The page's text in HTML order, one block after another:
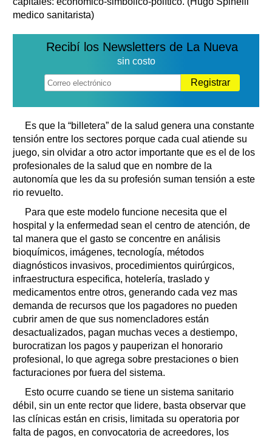
medico sanitarista)
Recibí los Newsletters de La Nueva
sin costo
Registrar
Es que la “billetera” de la salud genera una constante
tensión entre los sectores porque cada cual atiende su
juego, sin olvidar a otro actor importante que es el de los
profesionales de la salud que en nombre de la
autonomía que les da su profesión suman tensión a este
rio revuelto.
Para que este modelo funcione necesita que el
hospital y la enfermedad sean el centro de atención, de
tal manera que el gasto se concentre en análisis
bioquímicos, imágenes, tecnología, métodos
diagnósticos invasivos, procedimientos quirúrgicos,
infraestructura especifica, hotelería, traslado y
medicamentos entre otros, generando cada vez mas
demanda de recursos que los pagadores no pueden
cubrir amen de que sus nomencladores están
desactualizados, pagan muchas veces a destiempo,
burocratizan los pagos y pauperizan el honorario
profesional, lo que agrega sobre prestaciones o bien
facturaciones por fuera del sistema.
Esto ocurre cuando se tiene un sistema sanitario
débil, sin un ente rector que lidere, basta observar que
las clínicas están en crisis, limitada su operatoria por
falta de pagos, en convocatoria de acreedores, los